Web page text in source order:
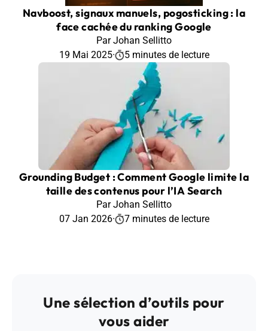
Navboost, signaux manuels, pogosticking : la
face cachée du ranking Google
Par Johan Sellitto
19 Mai 2025· 5 minutes de lecture
Grounding Budget : Comment Google limite la
taille des contenus pour l’IA Search
Par Johan Sellitto
07 Jan 2026· 7 minutes de lecture
Une sélection d’outils pour
vous aider